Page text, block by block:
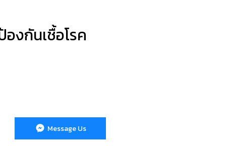
งกันเชื้อโรค
Message Us